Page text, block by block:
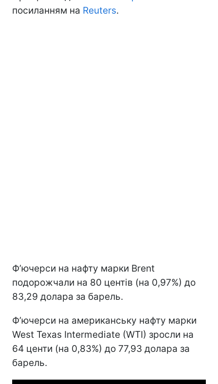
посиланням на Reuters.
Ф’ючерси на нафту марки Brent
подорожчали на 80 центів (на 0,97%) до
83,29 долара за барель.
Ф’ючерси на американську нафту марки
West Texas Intermediate (WTI) зросли на
64 центи (на 0,83%) до 77,93 долара за
барель.